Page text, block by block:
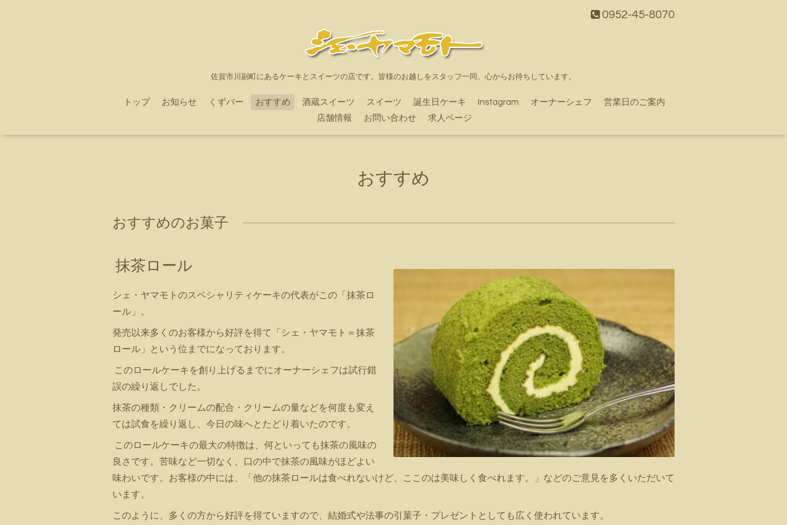
0952-45-8070
佐賀市川副町にあるケーキとスイーツの店です。皆様のお越しをスタッフ一同、心からお待ちしています。
トップ お知らせ くずバー おすすめ 酒蔵スイーツ スイーツ 誕生日ケーキ Instagram オーナーシェフ
営業日のご案内
店舗情報
お問い合わせ 求人ページ
おすすめ
おすすめのお菓子
抹茶ロール
シェ・ヤマモトのスペシャリティケーキの代表がこの「抹茶ロ
ール」。
発売以来多くのお客様から好評を得て「シェ・ヤマモト＝抹茶
ロール」という位までになっております。
このロールケーキを創り上げるまでにオーナーシェフは試行錯
誤の繰り返しでした。
抹茶の種類・クリームの配合・クリームの量などを何度も変え
ては試食を繰り返し、今日の味へとたどり着いたのです。
このロールケーキの最大の特徴は、何といっても抹茶の風味の
良さです。苦味など一切なく、口の中で抹茶の風味がほどよい
味わいです。お客様の中には、「他の抹茶ロールは食べれないけど、ここのは美味しく食べれます。」などのご意見を多くいただいて
います。
このように、多くの方から好評を得ていますので、結婚式や法事の引菓子・プレゼントとしても広く使われています。